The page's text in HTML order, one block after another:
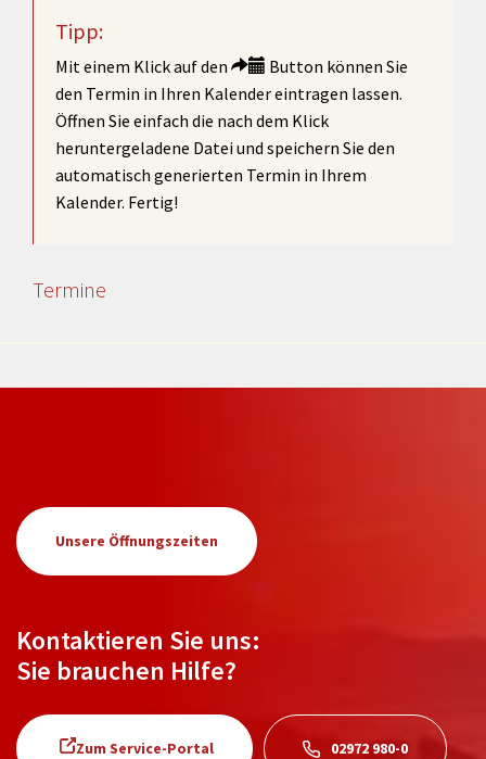
Tipp:
Mit einem Klick auf den
Button können Sie
den Termin in Ihren Kalender eintragen lassen.
Öffnen Sie einfach die nach dem Klick
heruntergeladene Datei und speichern Sie den
automatisch generierten Termin in Ihrem
Kalender. Fertig!
Termine
Unsere Öffnungszeiten
Kontaktieren Sie uns:
Sie brauchen Hilfe?
Zum Service-Portal 02972 980-0